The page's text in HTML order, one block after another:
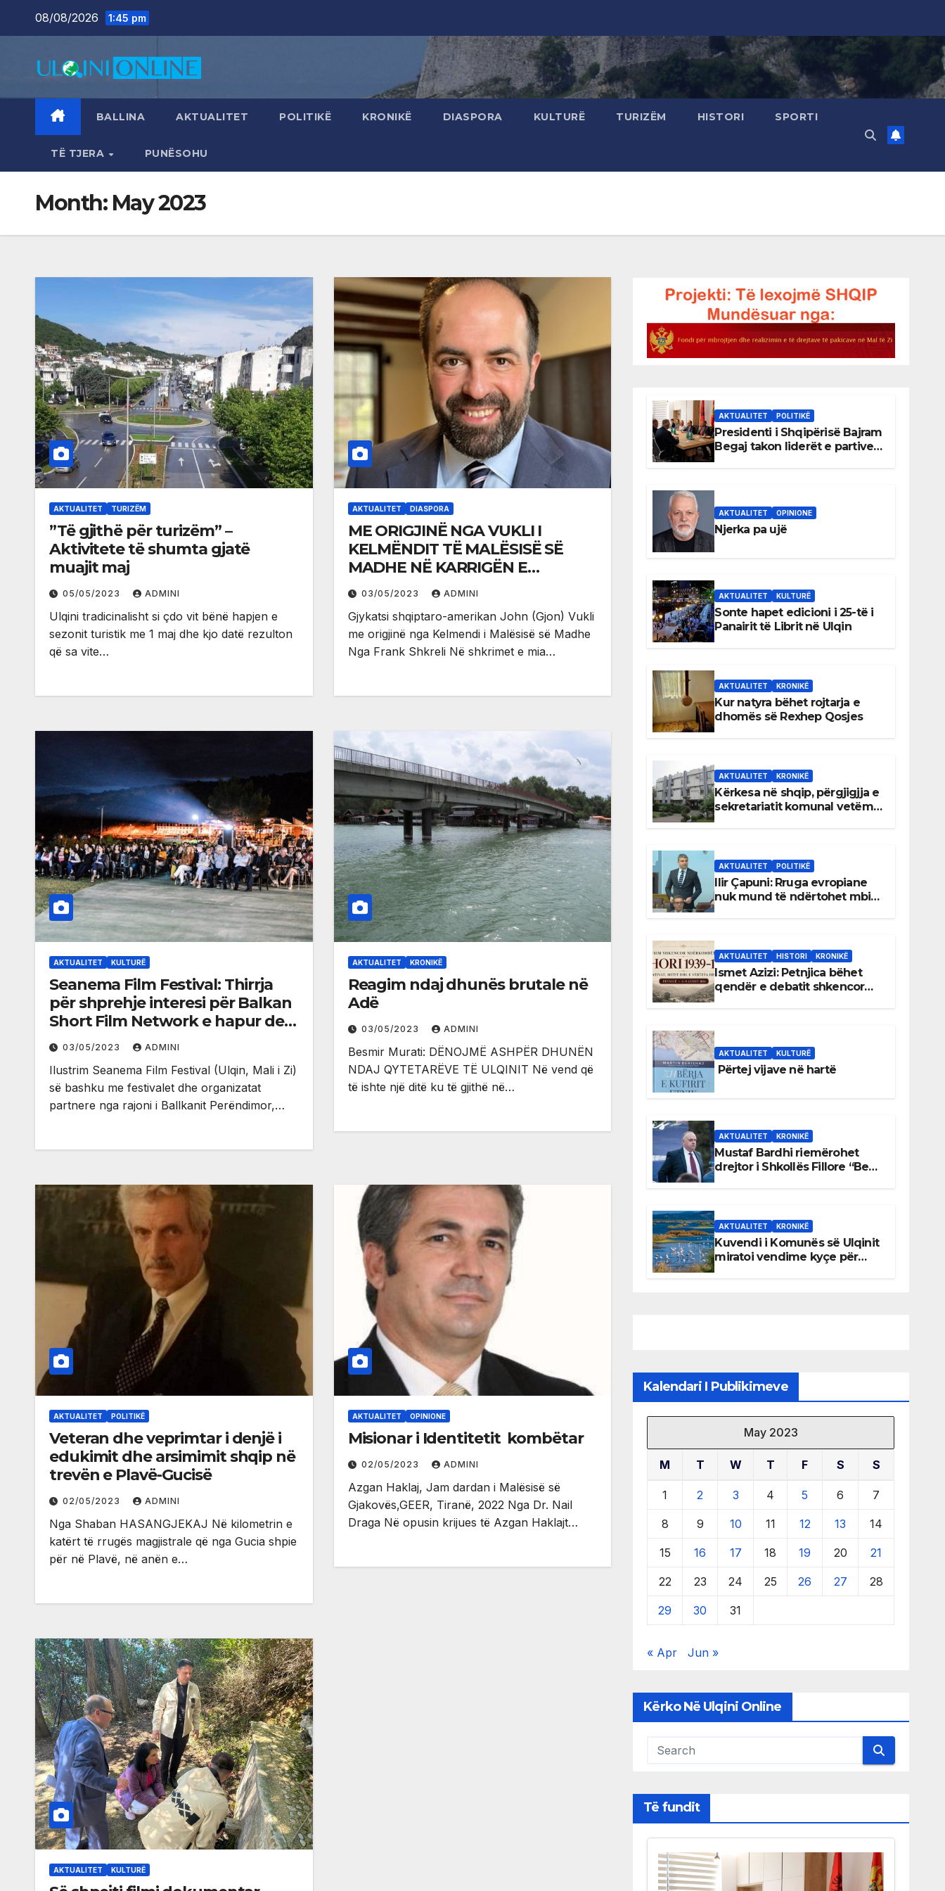
08/08/2026 1:45 pm
BALLINA AKTUALITET POLITIKË KRONIKË DIASPORA KULTURË TURIZËM HISTORI SPORTI
TË TJERA PUNËSOHU
Month: May 2023
AKTUALITET TURIZËM
”Të gjithë për turizëm” –
Aktivitete të shumta gjatë
muajit maj
05/05/2023 ADMINI
Ulqini tradicinalisht si çdo vit bënë hapjen e
sezonit turistik me 1 maj dhe kjo datë rezulton
që sa vite…
AKTUALITET DIASPORA
ME ORIGJINË NGA VUKLI I
KELMËNDIT TË MALËSISË SË
MADHE NË KARRIGËN E
GJYKATSIT NË AMERIKË
03/05/2023 ADMINI
Gjykatsi shqiptaro-amerikan John (Gjon) Vukli
me origjinë nga Kelmendi i Malësisë së Madhe
Nga Frank Shkreli Në shkrimet e mia…
AKTUALITET KULTURË
Seanema Film Festival: Thirrja
për shprehje interesi për Balkan
Short Film Network e hapur deri
më 10 maj
03/05/2023 ADMINI
Ilustrim Seanema Film Festival (Ulqin, Mali i Zi)
së bashku me festivalet dhe organizatat
partnere nga rajoni i Ballkanit Perëndimor,…
AKTUALITET KRONIKË
Reagim ndaj dhunës brutale në
Adë
03/05/2023 ADMINI
Besmir Murati: DËNOJMË ASHPËR DHUNËN
NDAJ QYTETARËVE TË ULQINIT Në vend që
të ishte një ditë ku të gjithë në…
AKTUALITET POLITIKË
Veteran dhe veprimtar i denjë i
edukimit dhe arsimimit shqip në
trevën e Plavë-Gucisë
02/05/2023 ADMINI
Nga Shaban HASANGJEKAJ Në kilometrin e
katërt të rrugës magjistrale që nga Gucia shpie
për në Plavë, në anën e…
AKTUALITET OPINIONE
Misionar i Identitetit kombëtar
02/05/2023 ADMINI
Azgan Haklaj, Jam dardan i Malësisë së
Gjakovës,GEER, Tiranë, 2022 Nga Dr. Nail
Draga Në opusin krijues të Azgan Haklajt…
AKTUALITET KULTURË
AKTUALITET POLITIKË
Presidenti i Shqipërisë Bajram
Begaj takon liderët e partive
AKTUALITET OPINIONE
Njerka pa ujë
AKTUALITET KULTURË
Sonte hapet edicioni i 25-të i
Panairit të Librit në Ulqin
AKTUALITET KRONIKË
Kur natyra bëhet rojtarja e
dhomës së Rexhep Qosjes
AKTUALITET KRONIKË
Kërkesa në shqip, përgjigjja e
sekretariatit komunal vetëm
AKTUALITET POLITIKË
Ilir Çapuni: Rruga evropiane
nuk mund të ndërtohet mbi
AKTUALITET HISTORI KRONIKË
Ismet Azizi: Petnjica bëhet
qendër e debatit shkencor
AKTUALITET KULTURË
Përtej vijave në hartë
AKTUALITET KRONIKË
Mustaf Bardhi riemërohet
drejtor i Shkollës Fillore “Bedri
AKTUALITET KRONIKË
Kuvendi i Komunës së Ulqinit
miratoi vendime kyçe për
Kalendari I Publikimeve
May 2023
M T W T F S S
1 2 3 4 5 6 7
8 9 10 11 12 13 14
15 16 17 18 19 20 21
22 23 24 25 26 27 28
29 30 31
« Apr Jun »
Kërko Në Ulqini Online
Të fundit